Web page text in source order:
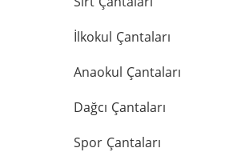
İlkokul Çantaları
Anaokul Çantaları
Dağcı Çantaları
Spor Çantaları